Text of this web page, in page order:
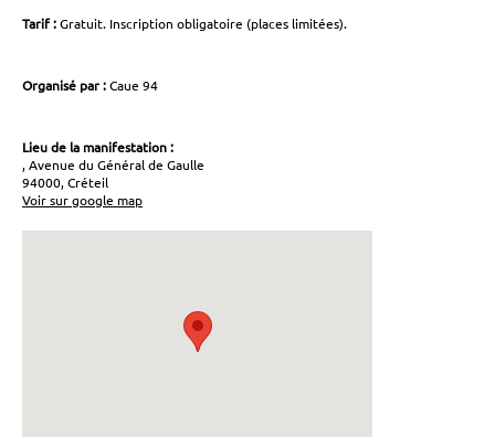
Tarif :Gratuit. Inscription obligatoire (places limitées).
Organisé par :Caue 94
Lieu de la manifestation :
, Avenue du Général de Gaulle
94000, Créteil
Voir sur google map